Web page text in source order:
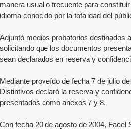
manera usual o frecuente para
idioma conocido por la totalidad del
Adjuntó medios probatorios destinados
solicitando que los documentos
sean declarados en reserva y
Mediante proveído de fecha 7 de julio
Distintivos declaró la reserva y
presentados como anexos 7 y 8.
Con fecha 20 de agosto de 2004, Facel